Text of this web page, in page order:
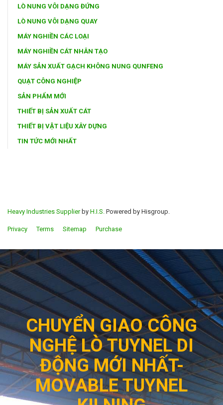
LÒ NUNG VÔI DẠNG ĐỨNG
LÒ NUNG VÔI DẠNG QUAY
MÁY NGHIỀN CÁC LOẠI
MÁY NGHIỀN CÁT NHÂN TẠO
MÁY SẢN XUẤT GẠCH KHÔNG NUNG QUNFENG
QUẠT CÔNG NGHIỆP
SẢN PHẨM MỚI
THIẾT BỊ SẢN XUẤT CÁT
THIẾT BỊ VẬT LIỆU XÂY DỰNG
TIN TỨC MỚI NHẤT
Heavy Industries Supplierby H.I.S. Powered by Hisgroup.
Privacy Terms Sitemap Purchase
CHUYỂN GIAO CÔNG
NGHỆ LÒ TUYNEL DI
ĐỘNG MỚI NHẤT-
MOVABLE TUYNEL